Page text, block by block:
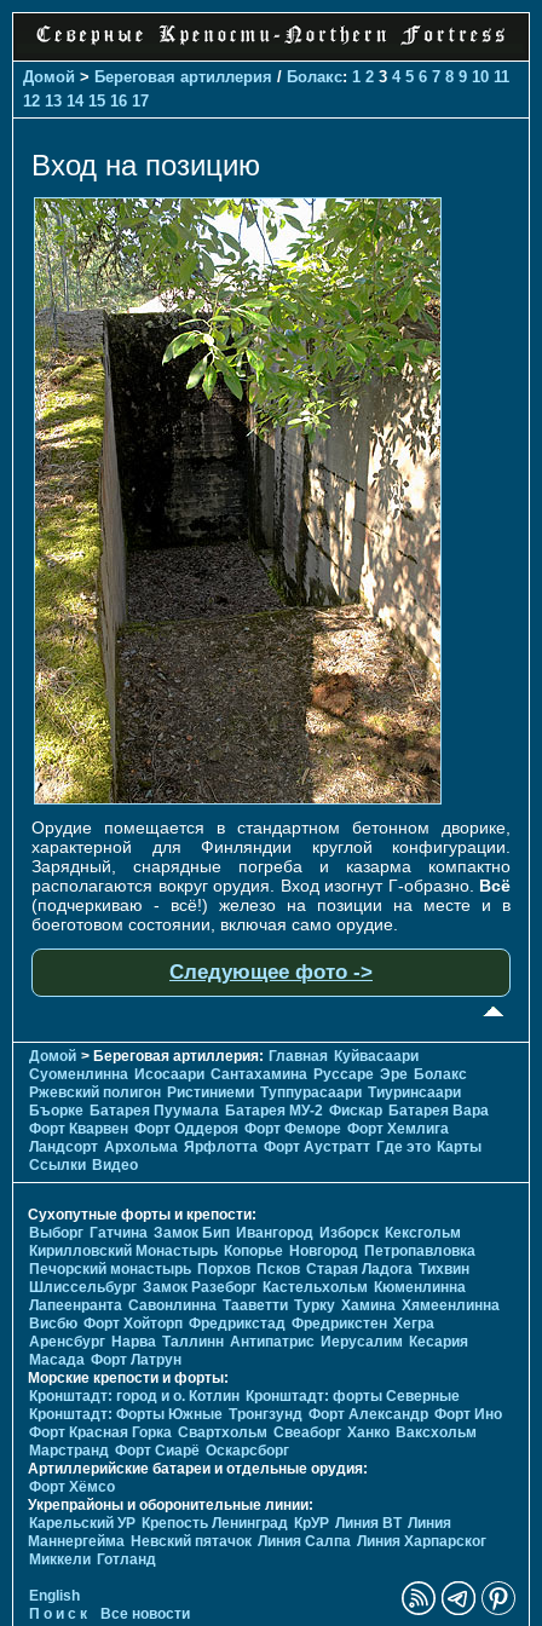
Домой > Береговая артиллерия / Болакс: 1 2 3 4 5 6 7 8 9 10 11
12 13 14 15 16 17
Вход на позицию
Орудие помещается в стандартном бетонном дворике,
характерной для Финляндии круглой конфигурации.
Зарядный, снарядные погреба и казарма компактно
располагаются вокруг орудия. Вход изогнут Г-образно. Всё
(подчеркиваю - всё!) железо на позиции на месте и в
боеготовом состоянии, включая само орудие.
Следующее фото ->
Домой > Береговая артиллерия: Главная Куйвасаари
Суоменлиннa Исосаари Сантахамина Руссаре Эре Болакс
Ржевский полигон Ристиниеми Туппурасаари Тиуринсаари
Бъорке Батарея Пуумала Батарея МУ-2 Фискар Батарея Вара
Форт Кварвен Форт Оддероя Форт Феморе Форт Хемлига
Ландсорт Архольма Ярфлотта Форт Аустратт Где это Карты
Ссылки Видео
Сухопутные форты и крепости:
Выборг Гатчина Замок Бип Ивангород Изборск Кексгольм
Кирилловский Монастырь Копорье Новгород Петропавловка
Печорcкий монастырь Порхов Псков Старая Ладога Тихвин
Шлиссельбург Замок Разеборг Кастельхольм Кюменлинна
Лапеенранта Савонлинна Тааветти Турку Хамина Хямеенлинна
Висбю Форт Хойторп Фредрикстад Фредрикстен Хегра
Аренсбург Нарва Таллинн Антипатрис Иерусалим Кесария
Масада Форт Латрун
Морские крепости и форты:
Кронштадт: город и о. Котлин Кронштадт: форты Северные
Кронштадт: Форты Южные Тронгзунд Форт Александр Форт Ино
Форт Красная Горка Свартхольм Свеаборг Ханко Ваксхольм
Марстранд Форт Сиарё Оскарсборг
Артиллерийские батареи и отдельные орудия:
Форт Хёмсо
Укрепрайоны и оборонительные линии:
Карельский УР Крепость Ленинград КрУР Линия ВТ Линия
Маннергейма Невский пятачок Линия Салпа Линия Харпарског
Миккели Готланд
English
П о и с к
Все новости